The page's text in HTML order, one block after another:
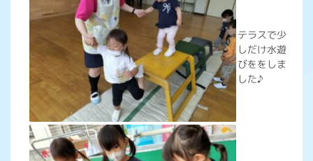
テラスで少
しだけ水遊
びををしま
した♪